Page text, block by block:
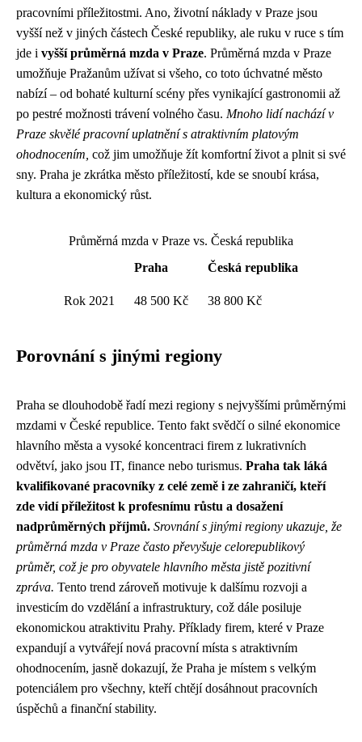
pracovními příležitostmi. Ano, životní náklady v Praze jsou
vyšší než v jiných částech České republiky, ale ruku v ruce s tím
jde i vyšší průměrná mzda v Praze. Průměrná mzda v Praze
umožňuje Pražanům užívat si všeho, co toto úchvatné město
nabízí – od bohaté kulturní scény přes vynikající gastronomii až
po pestré možnosti trávení volného času. Mnoho lidí nachází v
Praze skvělé pracovní uplatnění s atraktivním platovým
ohodnocením, což jim umožňuje žít komfortní život a plnit si své
sny. Praha je zkrátka město příležitostí, kde se snoubí krása,
kultura a ekonomický růst.
Průměrná mzda v Praze vs. Česká republika
Praha
Česká republika
Rok 2021 48 500 Kč 38 800 Kč
Porovnání s jinými regiony
Praha se dlouhodobě řadí mezi regiony s nejvyššími průměrnými
mzdami v České republice. Tento fakt svědčí o silné ekonomice
hlavního města a vysoké koncentraci firem z lukrativních
odvětví, jako jsou IT, finance nebo turismus. Praha tak láká
kvalifikované pracovníky z celé země i ze zahraničí, kteří
zde vidí příležitost k profesnímu růstu a dosažení
nadprůměrných příjmů. Srovnání s jinými regiony ukazuje, že
průměrná mzda v Praze často převyšuje celorepublikový
průměr, což je pro obyvatele hlavního města jistě pozitivní
zpráva. Tento trend zároveň motivuje k dalšímu rozvoji a
investicím do vzdělání a infrastruktury, což dále posiluje
ekonomickou atraktivitu Prahy. Příklady firem, které v Praze
expandují a vytvářejí nová pracovní místa s atraktivním
ohodnocením, jasně dokazují, že Praha je místem s velkým
potenciálem pro všechny, kteří chtějí dosáhnout pracovních
úspěchů a finanční stability.